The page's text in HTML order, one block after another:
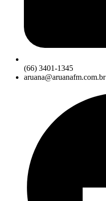
(66) 3401-1345
aruana@aruanafm.com.br